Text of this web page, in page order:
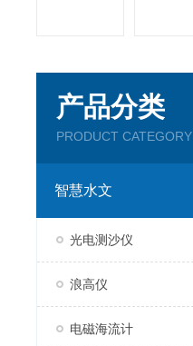
产品分类
PRODUCT CATEGORY
智慧水文
光电测沙仪
浪高仪
电磁海流计